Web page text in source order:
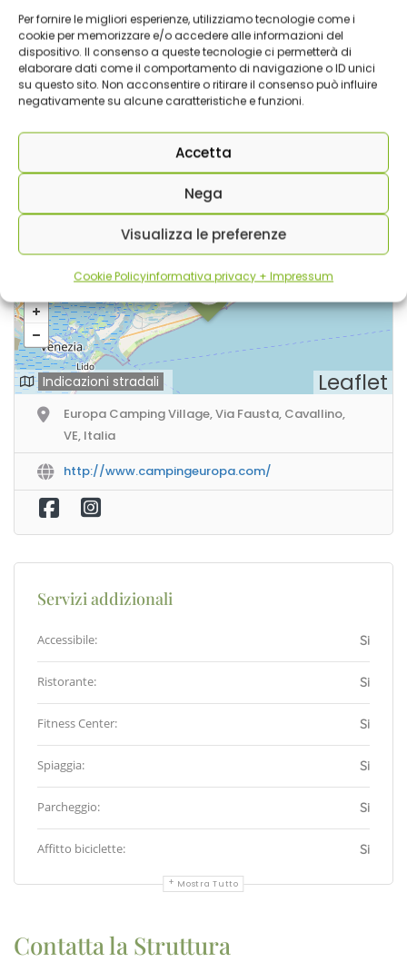
Per fornire le migliori esperienze, utilizziamo tecnologie come i
cookie per memorizzare e/o accedere alle informazioni del
dispositivo. Il consenso a queste tecnologie ci permetterà di
elaborare dati come il comportamento di navigazione o ID unici
su questo sito. Non acconsentire o ritirare il consenso può influire
negativamente su alcune caratteristiche e funzioni.
Accetta
Nega
Visualizza le preferenze
Cookie Policyinformativa privacy + Impressum
Certificato SGS
Leaflet
Indicazioni stradali
Europa Camping Village, Via Fausta, Cavallino,
VE, Italia
http://www.campingeuropa.com/
Servizi addizionali
Accessibile: Si
Ristorante: Si
Fitness Center: Si
Spiaggia: Si
Parcheggio: Si
Affitto biciclette: Si
Mostra Tutto
Contatta la Struttura